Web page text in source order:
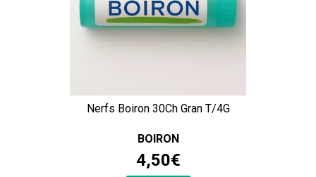
Nerfs Boiron 30Ch Gran T/4G
BOIRON
4,50€